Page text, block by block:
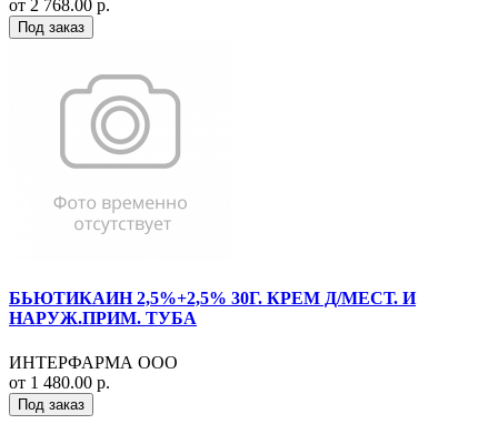
от 2 768.00 р.
Под заказ
БЬЮТИКАИН 2,5%+2,5% 30Г. КРЕМ Д/МЕСТ. И
НАРУЖ.ПРИМ. ТУБА
ИНТЕРФАРМА ООО
от 1 480.00 р.
Под заказ